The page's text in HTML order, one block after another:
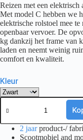
Reizen met een
Met model C hebben we
elektrische rolstoel mee
openbaar vervoer. De
kg dankzij het frame van
laden en neemt weinig
comfort en kwaliteit.
Kleur
Elektrische
Rolstoel
C
2 jaarproduct-/
Scootmobiel and